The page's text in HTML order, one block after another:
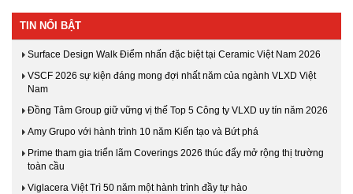
TIN NỔI BẬT
Surface Design Walk Điểm nhấn đặc biệt tại Ceramic Việt Nam 2026
VSCF 2026 sự kiện đáng mong đợi nhất năm của ngành VLXD Việt
Nam
Đồng Tâm Group giữ vững vị thế Top 5 Công ty VLXD uy tín năm 2026
Amy Grupo với hành trình 10 năm Kiến tạo và Bứt phá
Prime tham gia triển lãm Coverings 2026 thúc đẩy mở rộng thị trường
toàn cầu
Viglacera Việt Trì 50 năm một hành trình đầy tự hào